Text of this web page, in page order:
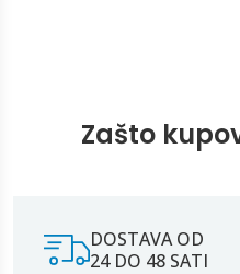
Zašto
DOSTAVA OD
24 DO 48 SATI